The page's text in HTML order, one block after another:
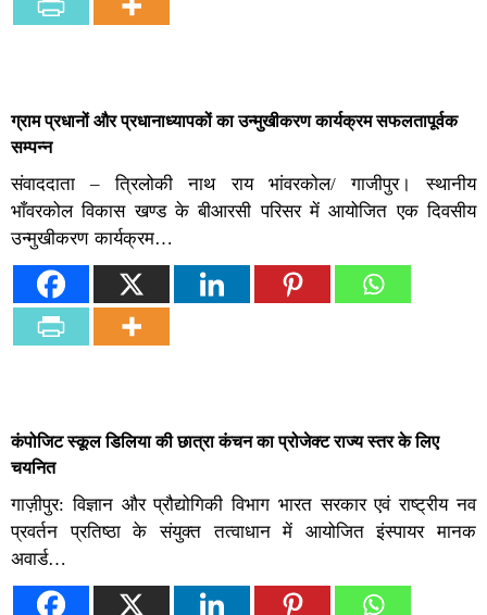
ग्राम प्रधानों और प्रधानाध्यापकों का उन्मुखीकरण कार्यक्रम सफलतापूर्वक
सम्पन्न
संवाददाता – त्रिलोकी नाथ राय भांवरकोल/ गाजीपुर। स्थानीय
भाँवरकोल विकास खण्ड के बीआरसी परिसर में आयोजित एक दिवसीय
उन्मुखीकरण कार्यक्रम…
कंपोजिट स्कूल डिलिया की छात्रा कंचन का प्रोजेक्ट राज्य स्तर के लिए
चयनित
गाज़ीपुर: विज्ञान और प्रौद्योगिकी विभाग भारत सरकार एवं राष्ट्रीय नव
प्रवर्तन प्रतिष्ठा के संयुक्त तत्वाधान में आयोजित इंस्पायर मानक
अवार्ड…